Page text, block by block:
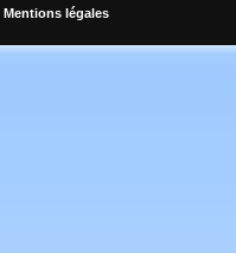
Mentions légales